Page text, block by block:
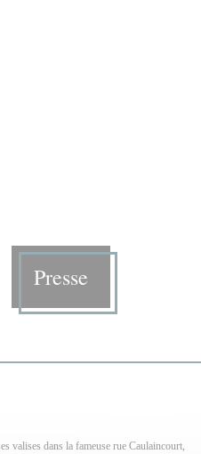
Presse
valises dans la fameuse rue Caulaincourt,